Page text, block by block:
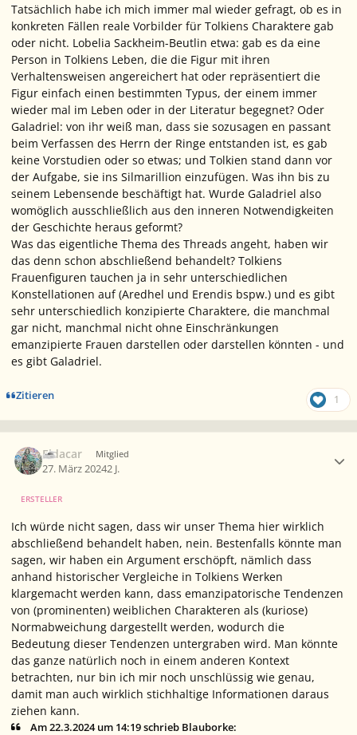
Tatsächlich habe ich mich immer mal wieder gefragt, ob es in
konkreten Fällen reale Vorbilder für Tolkiens Charaktere gab
oder nicht. Lobelia Sackheim-Beutlin etwa: gab es da eine
Person in Tolkiens Leben, die die Figur mit ihren
Verhaltensweisen angereichert hat oder repräsentiert die
Figur einfach einen bestimmten Typus, der einem immer
wieder mal im Leben oder in der Literatur begegnet? Oder
Galadriel: von ihr weiß man, dass sie sozusagen en passant
beim Verfassen des Herrn der Ringe entstanden ist, es gab
keine Vorstudien oder so etwas; und Tolkien stand dann vor
der Aufgabe, sie ins Silmarillion einzufügen. Was ihn bis zu
seinem Lebensende beschäftigt hat. Wurde Galadriel also
womöglich ausschließlich aus den inneren Notwendigkeiten
der Geschichte heraus geformt?
Was das eigentliche Thema des Threads angeht, haben wir
das denn schon abschließend behandelt? Tolkiens
Frauenfiguren tauchen ja in sehr unterschiedlichen
Konstellationen auf (Aredhel und Erendis bspw.) und es gibt
sehr unterschiedlich konzipierte Charaktere, die manchmal
gar nicht, manchmal nicht ohne Einschränkungen
emanzipierte Frauen darstellen oder darstellen könnten - und
es gibt Galadriel.
Zitieren 1
Eldacar Mitglied
27. März 20242 J.
ERSTELLER
Ich würde nicht sagen, dass wir unser Thema hier wirklich
abschließend behandelt haben, nein. Bestenfalls könnte man
sagen, wir haben ein Argument erschöpft, nämlich dass
anhand historischer Vergleiche in Tolkiens Werken
klargemacht werden kann, dass emanzipatorische Tendenzen
von (prominenten) weiblichen Charakteren als (kuriose)
Normabweichung dargestellt werden, wodurch die
Bedeutung dieser Tendenzen untergraben wird. Man könnte
das ganze natürlich noch in einem anderen Kontext
betrachten, nur bin ich mir noch unschlüssig wie genau,
damit man auch wirklich stichhaltige Informationen daraus
ziehen kann.
Am 22.3.2024 um 14:19 schrieb Blauborke: